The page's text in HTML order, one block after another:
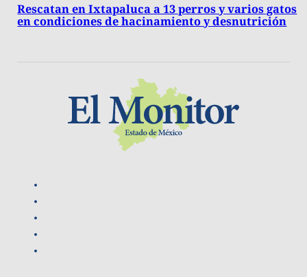
Rescatan en Ixtapaluca a 13 perros y varios gatos
en condiciones de hacinamiento y desnutrición